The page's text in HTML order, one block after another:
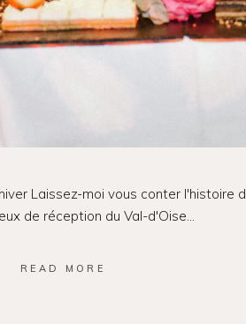
Laissez-moi vous conter l'histoire
de réception du Val-d'Oise
READ MORE